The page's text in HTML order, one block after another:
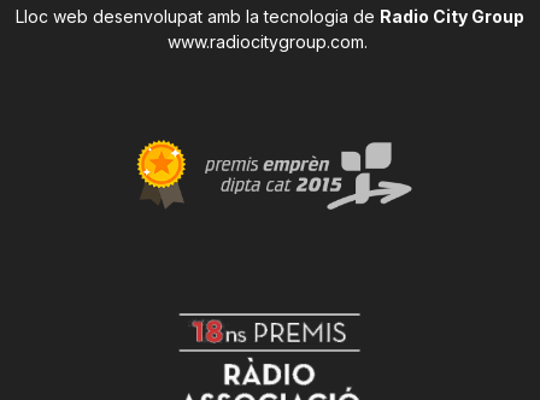
Lloc web desenvolupat amb la tecnologia de Radio City Group
www.radiocitygroup.com.